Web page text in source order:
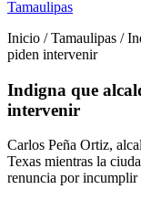
Tamaulipas
Inicio / Tamaulipas /
piden intervenir
Indigna que
intervenir
Carlos Peña Ortiz,
Texas mientras la
renuncia por incumplir